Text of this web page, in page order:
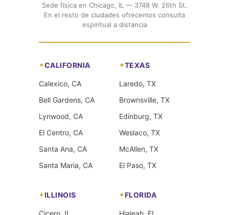
Sede física en Chicago, IL — 3748 W. 26th St.
En el resto de ciudades ofrecemos consulta
espiritual a distancia
CALIFORNIA
Calexico, CA
Bell Gardens, CA
Lynwood, CA
El Centro, CA
Santa Ana, CA
Santa Maria, CA
TEXAS
Laredo, TX
Brownsville, TX
Edinburg, TX
Weslaco, TX
McAllen, TX
El Paso, TX
ILLINOIS
Cicero, IL
FLORIDA
Hialeah, FL